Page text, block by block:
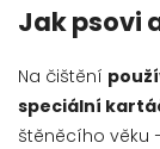
Jak psovi
Na čištění
speciální
štěněcího věku